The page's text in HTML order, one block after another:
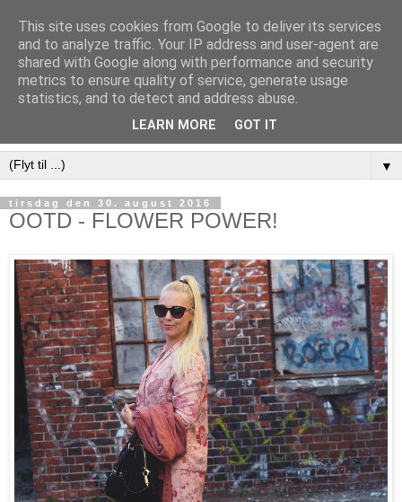
▼
tirsdag den 30. august 2016
OOTD - FLOWER POWER!
This site uses cookies from Google to deliver its services
and to analyze traffic. Your IP address and user-agent are
shared with Google along with performance and security
metrics to ensure quality of service, generate usage
statistics, and to detect and address abuse.
LEARN MORE GOT IT